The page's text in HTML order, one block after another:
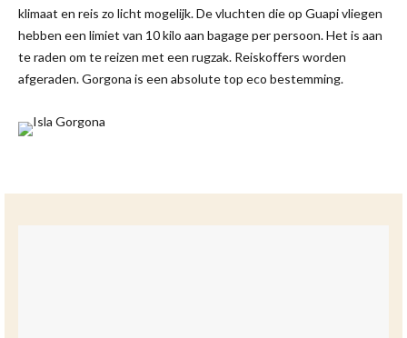
klimaat en reis zo licht mogelijk. De vluchten die op Guapi vliegen
hebben een limiet van 10 kilo aan bagage per persoon. Het is aan
te raden om te reizen met een rugzak. Reiskoffers worden
afgeraden. Gorgona is een absolute top eco bestemming.